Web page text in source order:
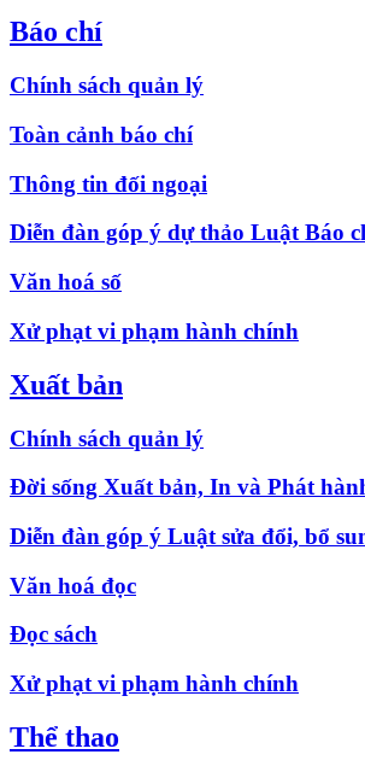
Báo chí
Chính sách quản lý
Toàn cảnh báo chí
Thông tin đối ngoại
Diễn đàn góp ý dự thảo Luật Báo
Văn hoá số
Xử phạt vi phạm hành chính
Xuất bản
Chính sách quản lý
Đời sống Xuất bản, In và Phát
Diễn đàn góp ý Luật sửa đổi, bổ
Văn hoá đọc
Đọc sách
Xử phạt vi phạm hành chính
Thể thao